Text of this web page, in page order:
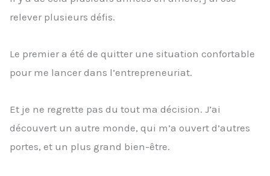
relever plusieurs défis.
Le premier a été de quitter une situation confortable
pour me lancer dans l’entrepreneuriat.
Et je ne regrette pas du tout ma décision. J’ai
découvert un autre monde, qui m’a ouvert d’autres
portes, et un plus grand bien-être.